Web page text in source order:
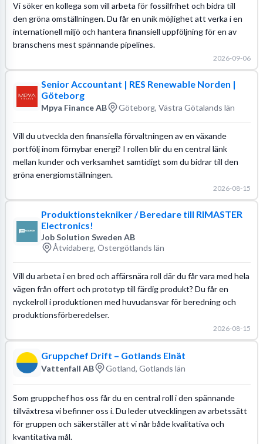
Vi söker en kollega som vill arbeta för fossilfrihet och bidra till
den gröna omställningen. Du får en unik möjlighet att verka i en
internationell miljö och hantera finansiell uppföljning för en av
branschens mest spännande pipelines.
2026-09-06
Senior Accountant | RES Renewable Norden |
Göteborg
Mpya Finance AB Göteborg, Västra Götalands län
Vill du utveckla den finansiella förvaltningen av en växande
portfölj inom förnybar energi? I rollen blir du en central länk
mellan kunder och verksamhet samtidigt som du bidrar till den
gröna energiomställningen.
2026-08-15
Produktionstekniker / Beredare till RIMASTER
Electronics!
Job Solution Sweden AB
Åtvidaberg, Östergötlands län
Vill du arbeta i en bred och affärsnära roll där du får vara med hela
vägen från offert och prototyp till färdig produkt? Du får en
nyckelroll i produktionen med huvudansvar för beredning och
produktionsförberedelser.
2026-08-15
Gruppchef Drift – Gotlands Elnät
Vattenfall AB Gotland, Gotlands län
Som gruppchef hos oss får du en central roll i den spännande
tillväxtresa vi befinner oss i. Du leder utvecklingen av arbetssätt
för gruppen och säkerställer att vi når både kvalitativa och
kvantitativa mål.